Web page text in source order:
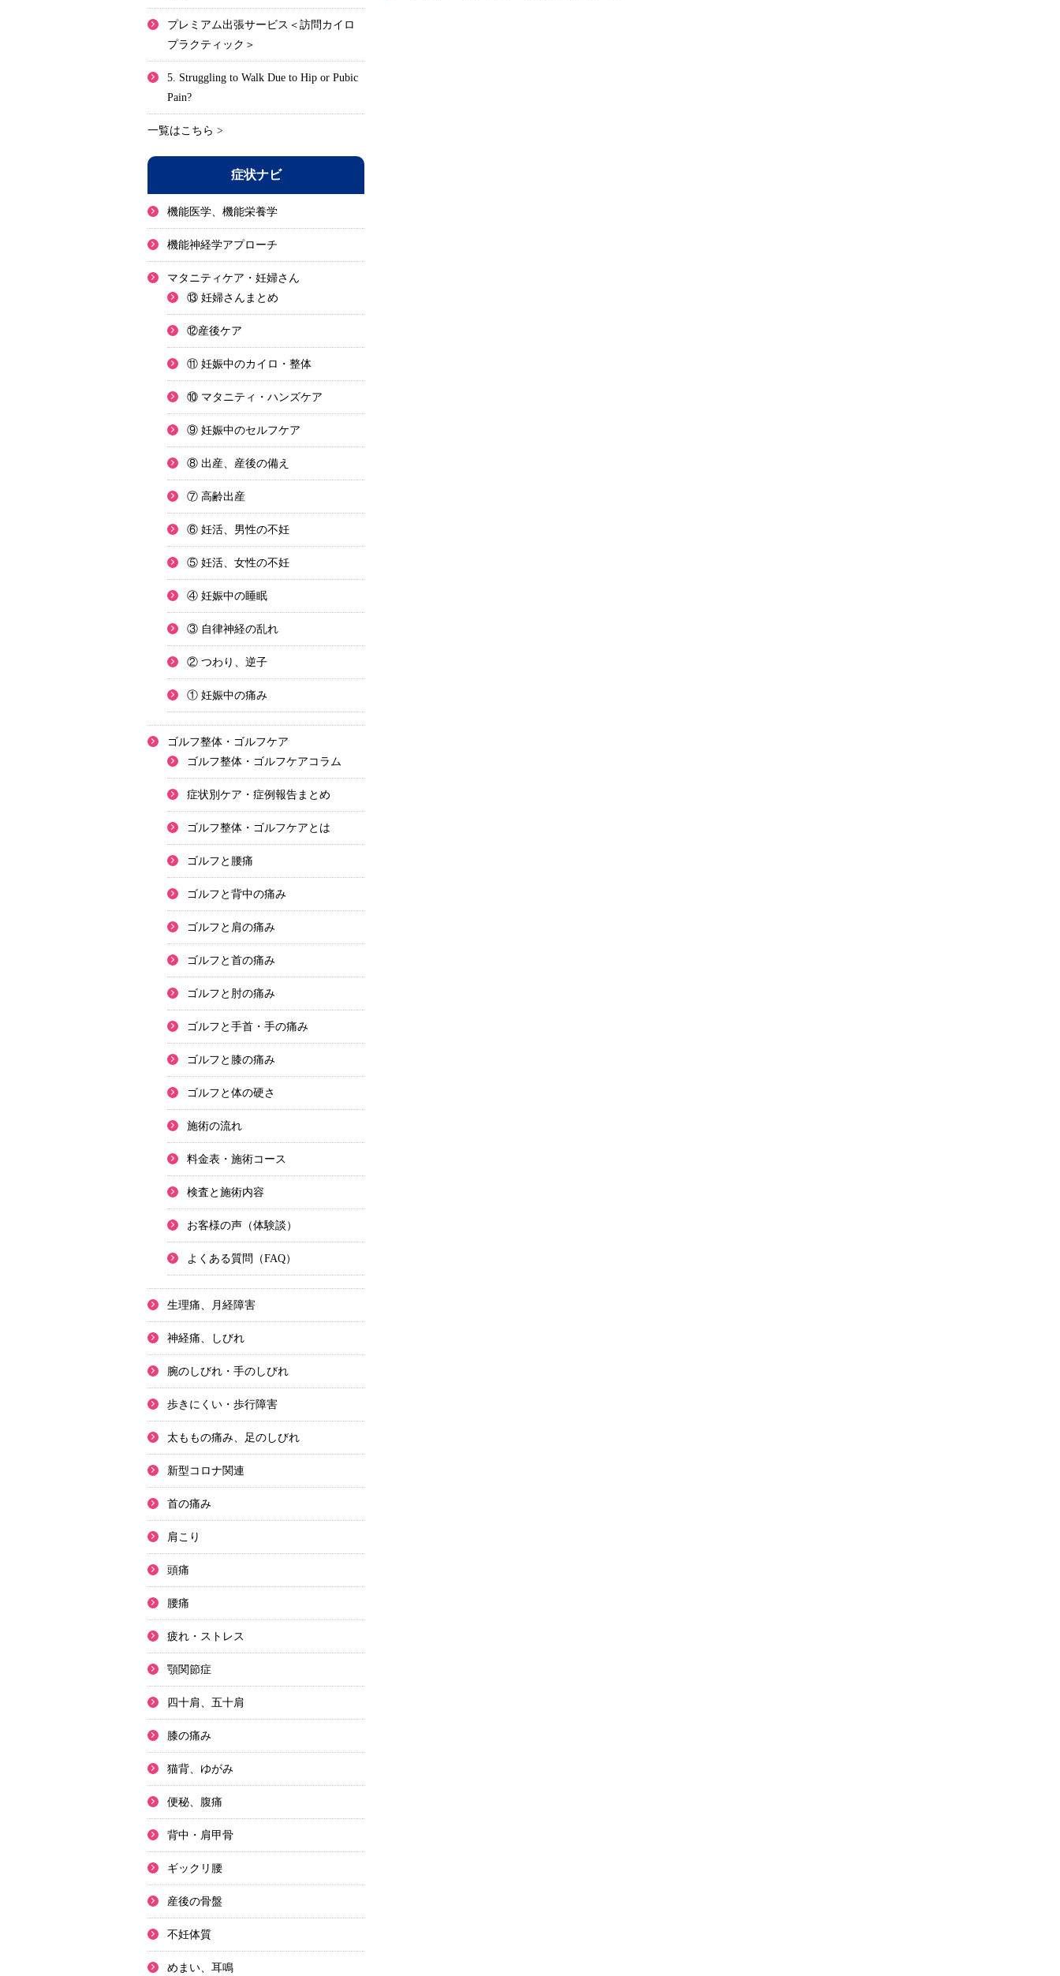
プレミアム出張サービス＜訪問カイロ
プラクティック＞
5. Struggling to Walk Due to Hip or Pubic
Pain?
一覧はこちら >
症状ナビ
機能医学、機能栄養学
機能神経学アプローチ
マタニティケア・妊婦さん
⑬ 妊婦さんまとめ
⑫産後ケア
⑪ 妊娠中のカイロ・整体
⑩ マタニティ・ハンズケア
⑨ 妊娠中のセルフケア
⑧ 出産、産後の備え
⑦ 高齢出産
⑥ 妊活、男性の不妊
⑤ 妊活、女性の不妊
④ 妊娠中の睡眠
③ 自律神経の乱れ
② つわり、逆子
① 妊娠中の痛み
ゴルフ整体・ゴルフケア
ゴルフ整体・ゴルフケアコラム
症状別ケア・症例報告まとめ
ゴルフ整体・ゴルフケアとは
ゴルフと腰痛
ゴルフと背中の痛み
ゴルフと肩の痛み
ゴルフと首の痛み
ゴルフと肘の痛み
ゴルフと手首・手の痛み
ゴルフと膝の痛み
ゴルフと体の硬さ
施術の流れ
料金表・施術コース
検査と施術内容
お客様の声（体験談）
よくある質問（FAQ）
生理痛、月経障害
神経痛、しびれ
腕のしびれ・手のしびれ
歩きにくい・歩行障害
太ももの痛み、足のしびれ
新型コロナ関連
首の痛み
肩こり
頭痛
腰痛
疲れ・ストレス
顎関節症
四十肩、五十肩
膝の痛み
猫背、ゆがみ
便秘、腹痛
背中・肩甲骨
ギックリ腰
産後の骨盤
不妊体質
めまい、耳鳴